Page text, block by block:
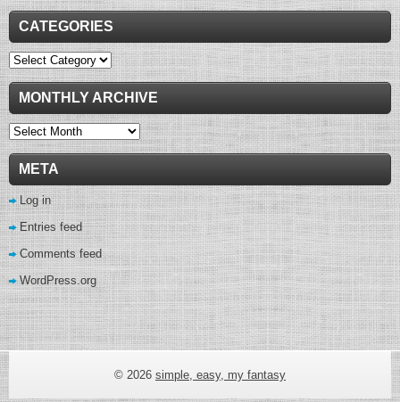
CATEGORIES
Categories
MONTHLY ARCHIVE
Monthly
Archive
META
Log in
Entries feed
Comments feed
WordPress.org
© 2026 simple, easy, my fantasy